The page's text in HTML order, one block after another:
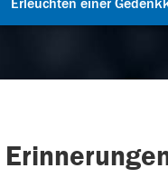
Erleuchten einer